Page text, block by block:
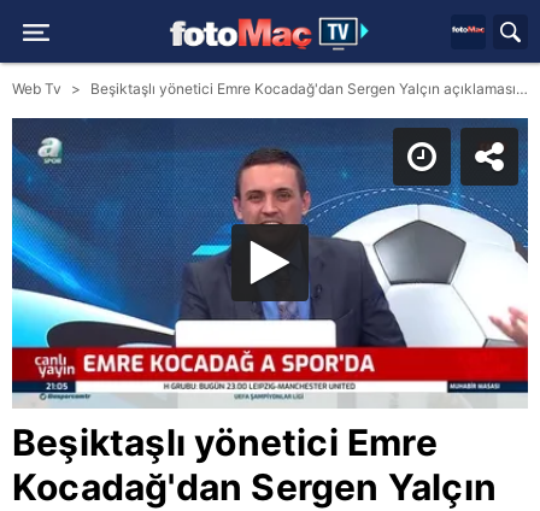
Web Tv Beşiktaşlı yönetici Emre Kocadağ'dan Sergen Yalçın açıklaması! Yeni sözleşme...
Beşiktaşlı yönetici Emre
Kocadağ'dan Sergen Yalçın